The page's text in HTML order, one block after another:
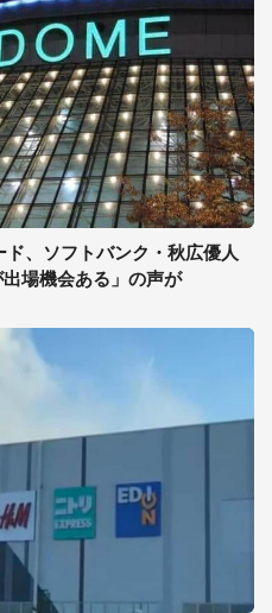
、ソフトバンク・秋広優人
場機会ある」の声が